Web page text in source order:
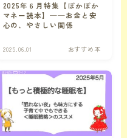
事
2025年６月特集【ぽかぽか
マネー読本】──お金と安
心の、やさしい関係
2025.06.01 おすすめ本